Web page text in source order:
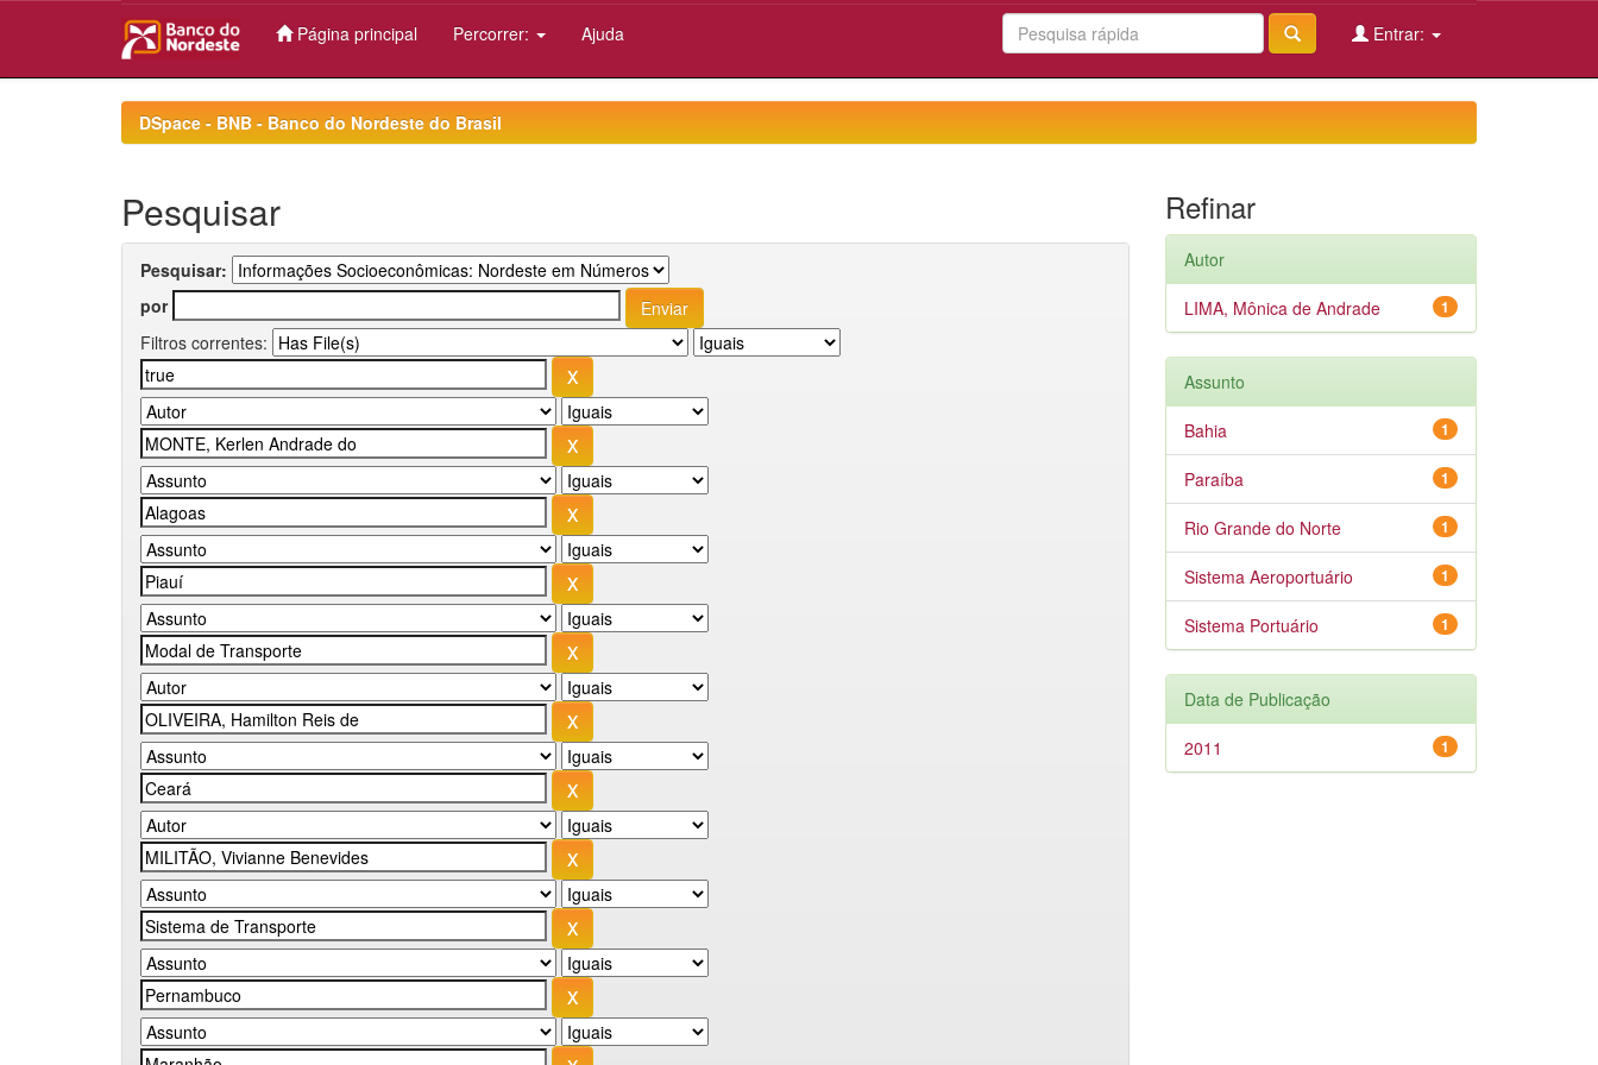
Página principal Percorrer: Ajuda Entrar:
DSpace - BNB - Banco do Nordeste do Brasil
Pesquisar
Pesquisar:
por
Filtros correntes:
Refinar
Autor
1
LIMA, Mônica de Andrade
Assunto
1
Bahia
1
Paraíba
1
Rio Grande do Norte
1
Sistema Aeroportuário
1
Sistema Portuário
Data de Publicação
1
2011